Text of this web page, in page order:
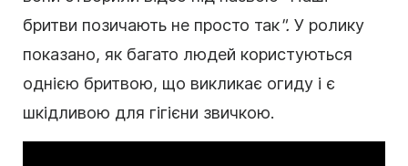
бритви позичають не просто так". У ролику
показано, як багато людей користуються
однією бритвою, що викликає огиду і є
шкідливою для гігієни звичкою.